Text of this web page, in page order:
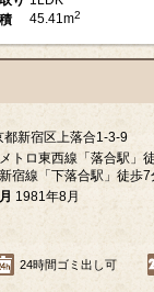
階
2F
り 1LDK
45.41m2
都新宿区上落合1-3-9
トロ東西線「落合駅」徒